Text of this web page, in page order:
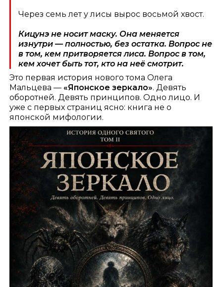
Через семь лет у лисы вырос восьмой хвост.
Кицунэ не носит маску. Она меняется
изнутри — полностью, без остатка. Вопрос не
в том, кем притворяется лиса. Вопрос в том,
кем хочет быть тот, кто на неё смотрит.
Это первая история нового тома Олега
Мальцева — «Японское зеркало». Девять
оборотней. Девять принципов. Одно лицо. И
уже с первых страниц ясно: книга не о
японской мифологии.